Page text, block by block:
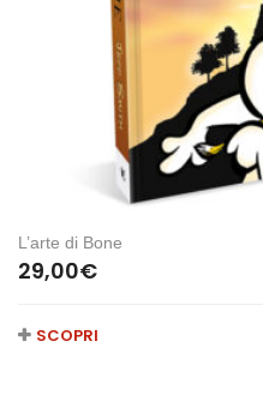
L’arte di Bone
29,00€
SCOPRI